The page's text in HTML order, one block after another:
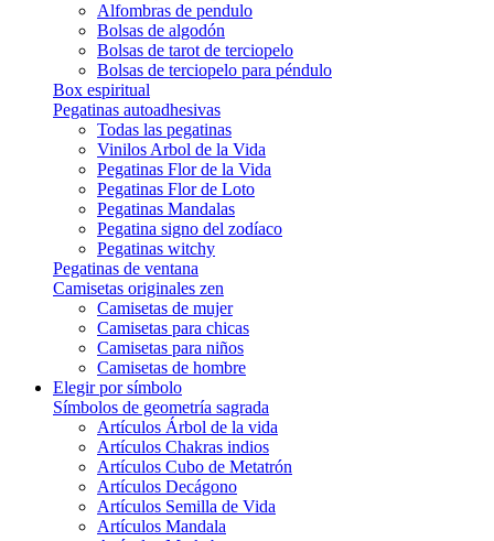
Alfombras de pendulo
Bolsas de algodón
Bolsas de tarot de terciopelo
Bolsas de terciopelo para péndulo
Box espiritual
Pegatinas autoadhesivas
Todas las pegatinas
Vinilos Arbol de la Vida
Pegatinas Flor de la Vida
Pegatinas Flor de Loto
Pegatinas Mandalas
Pegatina signo del zodíaco
Pegatinas witchy
Pegatinas de ventana
Camisetas originales zen
Camisetas de mujer
Camisetas para chicas
Camisetas para niños
Camisetas de hombre
Elegir por símbolo
Símbolos de geometría sagrada
Artículos Árbol de la vida
Artículos Chakras indios
Artículos Cubo de Metatrón
Artículos Decágono
Artículos Semilla de Vida
Artículos Mandala